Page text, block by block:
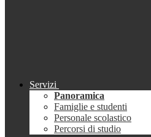
Servizi
Panoramica
Famiglie e studenti
Personale scolastico
Percorsi di studio